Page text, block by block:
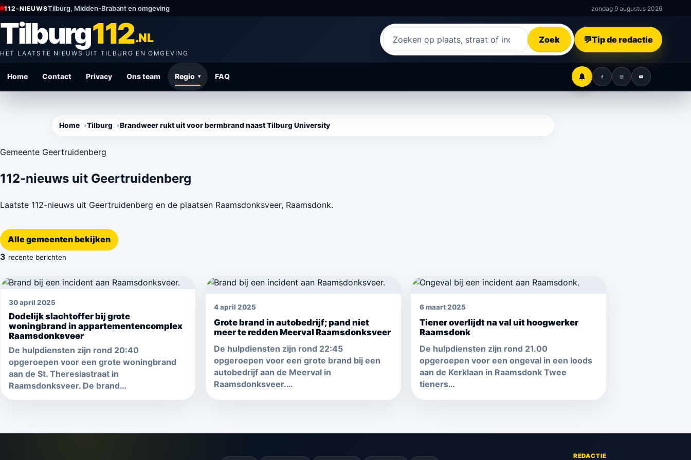
Direct
content
112-NIEUWSTilburg, Midden-Brabant en omgeving zondag 9 augustus 2026
Tilburg112.NL
HET LAATSTE NIEUWS UIT TILBURG EN OMGEVING
Zoeken
naar
Zoek 💬Tip de redactie
Home Contact Privacy Ons team Regio ▾ FAQ Gemeentealerts
Home Tilburg Brandweer rukt uit voor bermbrand naast Tilburg University
Gemeente Geertruidenberg
112-nieuws uit Geertruidenberg
Laatste 112-nieuws uit Geertruidenberg en de plaatsen Raamsdonksveer, Raamsdonk.
Alle gemeenten bekijken
3 recente berichten
30 april 2025
Dodelijk slachtoffer bij grote
woningbrand in appartementencomplex
Raamsdonksveer
De hulpdiensten zijn rond 20:40
opgeroepen voor een grote woningbrand
aan de St. Theresiastraat in
Raamsdonksveer. De brand…
4 april 2025
Grote brand in autobedrijf; pand niet
meer te redden Meerval Raamsdonksveer
De hulpdiensten zijn rond 22:45
opgeroepen voor een grote brand bij een
autobedrijf aan de Meerval in
Raamsdonksveer.…
6 maart 2025
Tiener overlijdt na val uit hoogwerker
Raamsdonk
De hulpdiensten zijn rond 21.00
opgeroepen voor een ongeval in een loods
aan de Kerklaan in Raamsdonk Twee
tieners…
REDACTIE